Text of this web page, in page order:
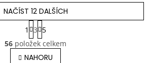
O
v
l
NAČÍST 12 DALŠÍCH
S
t
r
á
n
1 3 5
56 položek celkem
NAHORU